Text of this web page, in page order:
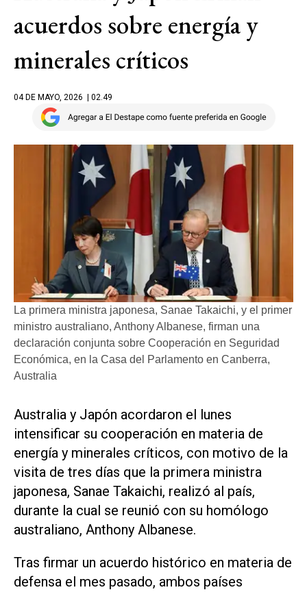
acuerdos sobre energía y
minerales críticos
04 DE MAYO, 2026 | 02.49
La primera ministra japonesa, Sanae Takaichi, y el primer
ministro australiano, Anthony Albanese, firman una
declaración conjunta sobre Cooperación en Seguridad
Económica, en la Casa del Parlamento en Canberra,
Australia
Australia y Japón acordaron el lunes
intensificar su cooperación en materia de
energía y minerales críticos, ‌con motivo de la
‌visita de tres días que la primera ministra
japonesa, Sanae Takaichi, realizó al país,
durante la cual se reunió con su homólogo
australiano, Anthony Albanese.
Tras firmar un acuerdo histórico en materia de
defensa el mes pasado, ambos países